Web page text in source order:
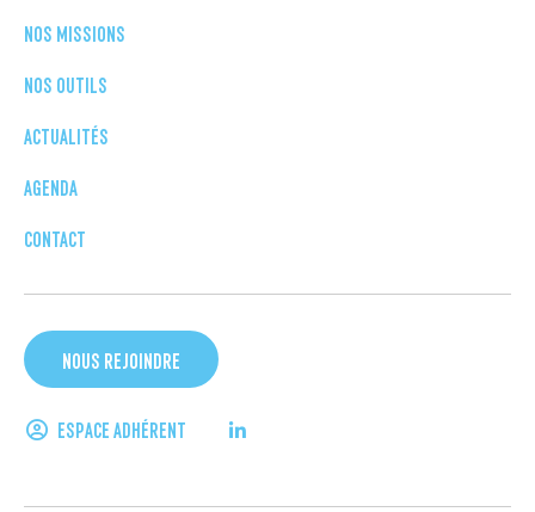
NOS MISSIONS
NOS OUTILS
ACTUALITÉS
AGENDA
CONTACT
NOUS REJOINDRE
ESPACE ADHÉRENT